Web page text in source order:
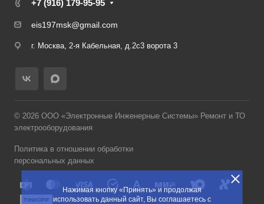
+7 (916) 179-95-95
eis197msk@gmail.com
г. Москва, 2-я Кабельная, д.2с3 ворота 3
© 2026 ООО «Электронные Инженерные Системы» Ремонт и ТО
электрооборудования
Политика в отношении обработки
персональных данных
Нажимая кнопку «Принять» и продолжая
использовать данный сайт, Вы соглашаетесь с